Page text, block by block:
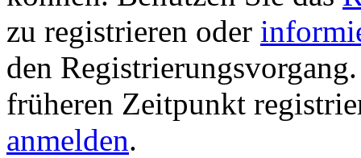
zu registrieren oder
den
früheren Zeitpunkt
anmelden.